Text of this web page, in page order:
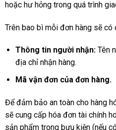
hoặc hư hỏng trong quá trình
Trên bao bì mỗi đơn hàng sẽ
Thông tin người nhận:Tên
địa chỉ nhận hàng.
Mã vận đơn của đơn hàng.
Để đảm bảo an toàn cho hàng
sẽ cung cấp hóa đơn tài chính
sản phẩm trong bưu kiện (nếu